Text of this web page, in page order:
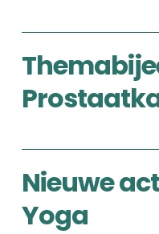
Prostaatkanker
activiteit:
Yoga
Nieuwe
Yoga